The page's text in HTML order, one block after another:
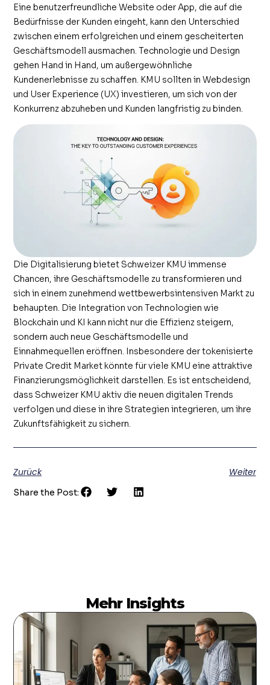
Eine benutzerfreundliche Website oder App, die auf die
Bedürfnisse der Kunden eingeht, kann den Unterschied
zwischen einem erfolgreichen und einem gescheiterten
Geschäftsmodell ausmachen. Technologie und Design
gehen Hand in Hand, um außergewöhnliche
Kundenerlebnisse zu schaffen. KMU sollten in Webdesign
und User Experience (UX) investieren, um sich von der
Konkurrenz abzuheben und Kunden langfristig zu binden.
Die Digitalisierung bietet Schweizer KMU immense
Chancen, ihre Geschäftsmodelle zu transformieren und
sich in einem zunehmend wettbewerbsintensiven Markt zu
behaupten. Die Integration von Technologien wie
Blockchain und KI kann nicht nur die Effizienz steigern,
sondern auch neue Geschäftsmodelle und
Einnahmequellen eröffnen. Insbesondere der tokenisierte
Private Credit Market könnte für viele KMU eine attraktive
Finanzierungsmöglichkeit darstellen. Es ist entscheidend,
dass Schweizer KMU aktiv die neuen digitalen Trends
verfolgen und diese in ihre Strategien integrieren, um ihre
Zukunftsfähigkeit zu sichern.
Zurück Weiter
Share the Post:
Mehr Insights